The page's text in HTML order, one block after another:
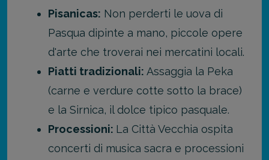
Pisanicas: Non perderti le uova di
Pasqua dipinte a mano, piccole opere
d'arte che troverai nei mercatini locali.
Piatti tradizionali: Assaggia la Peka
(carne e verdure cotte sotto la brace)
e la Sirnica, il dolce tipico pasquale.
Processioni: La Città Vecchia ospita
concerti di musica sacra e processioni